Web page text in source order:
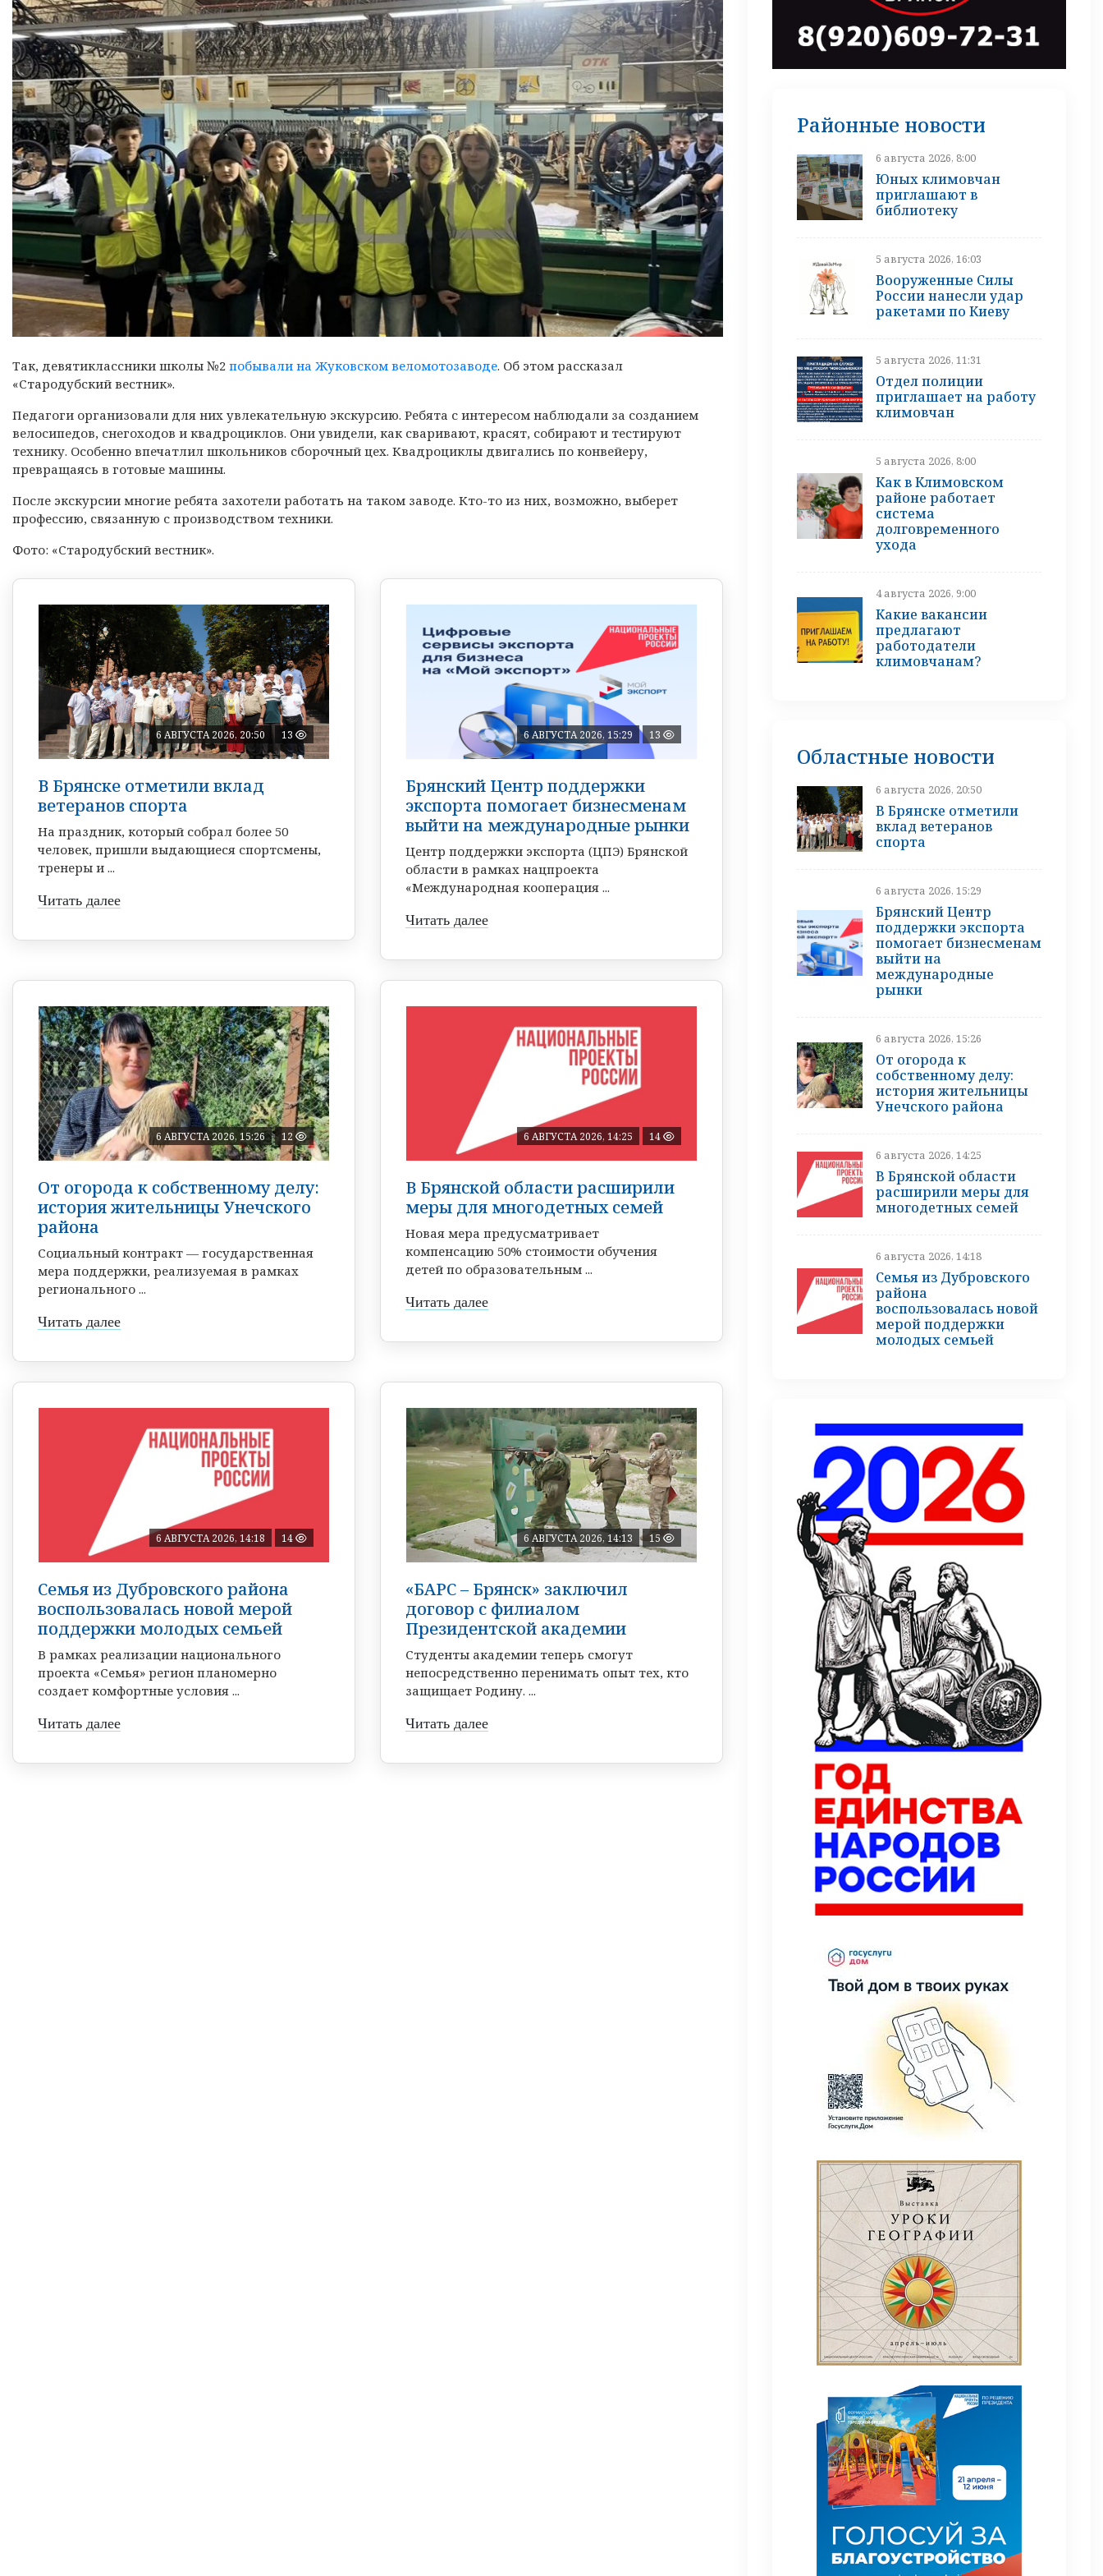
Так, девятиклассники школы №2 побывали на Жуковском веломотозаводе. Об этом рассказал
«Стародубский вестник».
Педагоги организовали для них увлекательную экскурсию. Ребята с интересом наблюдали за созданием
велосипедов, снегоходов и квадроциклов. Они увидели, как сваривают, красят, собирают и тестируют
технику. Особенно впечатлил школьников сборочный цех. Квадроциклы двигались по конвейеру,
превращаясь в готовые машины.
После экскурсии многие ребята захотели работать на таком заводе. Кто-то из них, возможно, выберет
профессию, связанную с производством техники.
Фото: «Стародубский вестник».
6 АВГУСТА 2026, 20:50 13
В Брянске отметили вклад
ветеранов спорта
На праздник, который собрал более 50
человек, пришли выдающиеся спортсмены,
тренеры и ...
Читать далее
6 АВГУСТА 2026, 15:29 13
Брянский Центр поддержки
экспорта помогает бизнесменам
выйти на международные рынки
Центр поддержки экспорта (ЦПЭ) Брянской
области в рамках нацпроекта
«Международная кооперация ...
Читать далее
6 АВГУСТА 2026, 15:26 12
От огорода к собственному делу:
история жительницы Унечского
района
Социальный контракт — государственная
мера поддержки, реализуемая в рамках
регионального ...
Читать далее
6 АВГУСТА 2026, 14:25 14
В Брянской области расширили
меры для многодетных семей
Новая мера предусматривает
компенсацию 50% стоимости обучения
детей по образовательным ...
Читать далее
6 АВГУСТА 2026, 14:18 14
Семья из Дубровского района
воспользовалась новой мерой
поддержки молодых семьей
В рамках реализации национального
проекта «Семья» регион планомерно
создает комфортные условия ...
Читать далее
6 АВГУСТА 2026, 14:13 15
«БАРС – Брянск» заключил
договор с филиалом
Президентской академии
Студенты академии теперь смогут
непосредственно перенимать опыт тех, кто
защищает Родину. ...
Читать далее
Районные новости
6 августа 2026, 8:00
Юных климовчан
приглашают в
библиотеку
5 августа 2026, 16:03
Вооруженные Силы
России нанесли удар
ракетами по Киеву
5 августа 2026, 11:31
Отдел полиции
приглашает на работу
климовчан
5 августа 2026, 8:00
Как в Климовском
районе работает
система
долговременного
ухода
4 августа 2026, 9:00
Какие вакансии
предлагают
работодатели
климовчанам?
Областные новости
6 августа 2026, 20:50
В Брянске отметили
вклад ветеранов
спорта
6 августа 2026, 15:29
Брянский Центр
поддержки экспорта
помогает бизнесменам
выйти на
международные
рынки
6 августа 2026, 15:26
От огорода к
собственному делу:
история жительницы
Унечского района
6 августа 2026, 14:25
В Брянской области
расширили меры для
многодетных семей
6 августа 2026, 14:18
Семья из Дубровского
района
воспользовалась новой
мерой поддержки
молодых семьей